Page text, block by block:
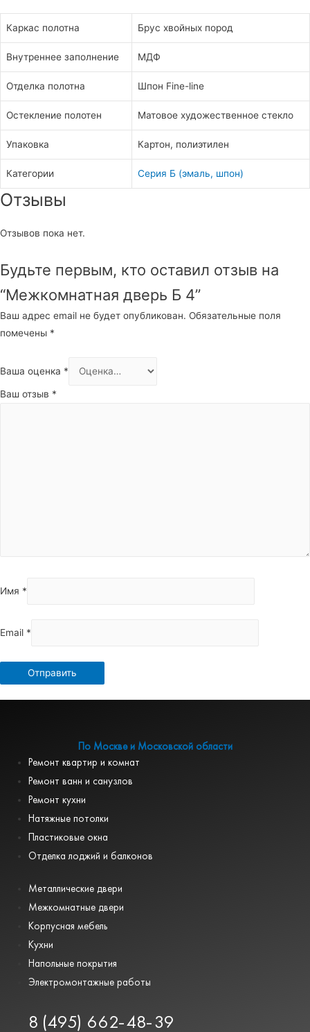
Каркас полотна Брус хвойных пород
Внутреннее заполнение МДФ
Отделка полотна Шпон Fine-line
Остекление полотен Матовое художественное стекло
Упаковка Картон, полиэтилен
Категории Серия Б (эмаль, шпон)
Отзывы
Отзывов пока нет.
Будьте первым, кто оставил отзыв на
“Межкомнатная дверь Б 4”
Ваш адрес email не будет опубликован. Обязательные поля
помечены *
Ваша оценка *
Ваш отзыв *
Имя *
Email *
По Москве и Московской области
Ремонт квартир и комнат
Ремонт ванн и санузлов
Ремонт кухни
Натяжные потолки
Пластиковые окна
Отделка лоджий и балконов
Металлические двери
Межкомнатные двери
Корпусная мебель
Кухни
Напольные покрытия
Электромонтажные работы
8 (495) 662-48-39